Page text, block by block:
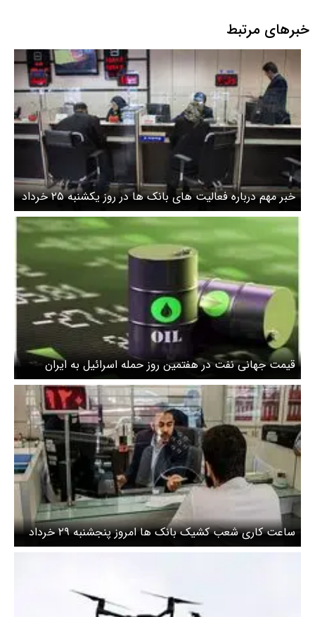
خبرهای مرتبط
خبر مهم درباره فعالیت های بانک ها در روز یکشنبه ۲۵ خرداد
۱۴۰۴
قیمت جهانی نفت در هفتمین روز حمله اسرائیل به ایران
ساعت کاری شعب کشیک بانک ها امروز پنجشنبه ۲۹ خرداد
۱۴۰۴ اعلام شد